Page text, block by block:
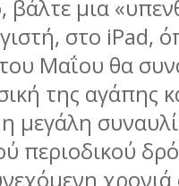
µια
στο iPad,
Μαΐου θα
της αγάπης
µεγάλη
περιοδικού